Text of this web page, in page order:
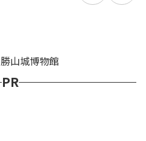
勝山城博物館
PR